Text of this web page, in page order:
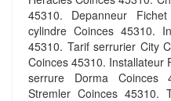
45310. Depanneur
cylindre Coinces 45310.
45310. Tarif serrurier City
Coinces 45310. Installateur
serrure Dorma Coinces
Stremler Coinces 45310.